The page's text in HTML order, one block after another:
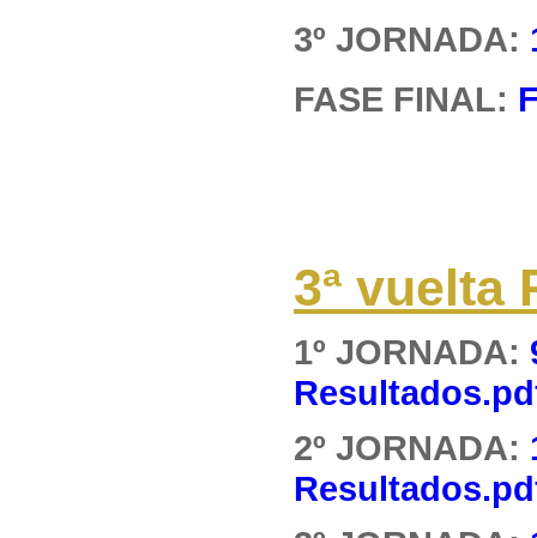
3º JORNADA:
FASE FINAL:
3ª vuelta
1º JORNADA:
2º JORNADA: